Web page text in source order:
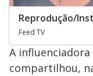
Reprodução/
Feed TV
A
compartilhou,